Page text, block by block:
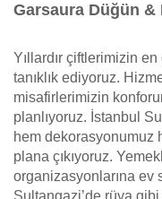
Garsaura Düğün &
Yıllardır çiftlerimizin
tanıklık ediyoruz.
misafirlerimizin
planlıyoruz. İstanbul
hem dekorasyonumuz
plana çıkıyoruz.
organizasyonlarına ev
Sultangazi’de rüya gibi